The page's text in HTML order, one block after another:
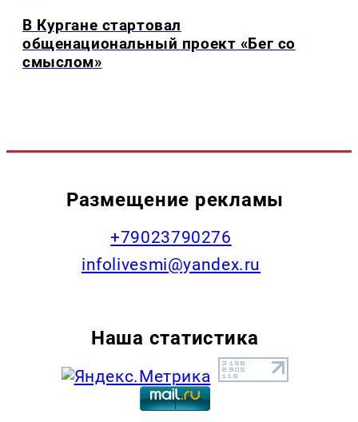
В Кургане стартовал
общенациональный проект «Бег со
смыслом»
Размещение рекламы
+79023790276
infolivesmi@yandex.ru
Наша статистика